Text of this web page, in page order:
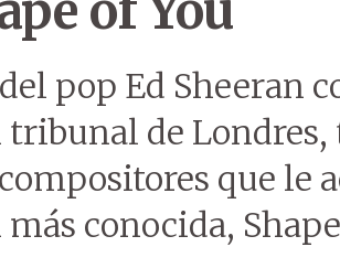
pop Ed Sheeran
tribunal de Londres,
que le
conocida,